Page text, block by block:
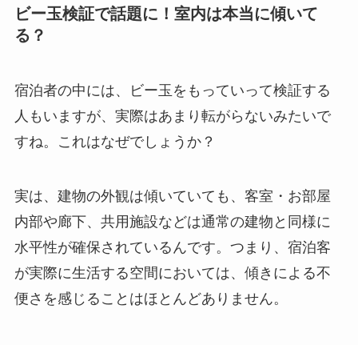
ビー玉検証で話題に！室内は本当に傾いて
る？
宿泊者の中には、ビー玉をもっていって検証する
人もいますが、実際はあまり転がらないみたいで
すね。これはなぜでしょうか？
実は、建物の外観は傾いていても、客室・お部屋
内部や廊下、共用施設などは通常の建物と同様に
水平性が確保されているんです。つまり、宿泊客
が実際に生活する空間においては、傾きによる不
便さを感じることはほとんどありません。